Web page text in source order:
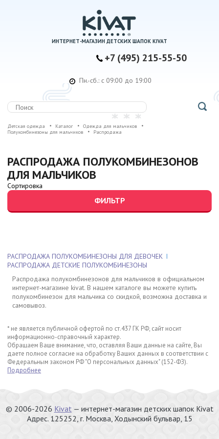
ИНТЕРНЕТ-МАГАЗИН ДЕТСКИХ ШАПОК KIVAT
+7 (495) 215-55-50
Пн.-сб.: с 09:00 до 19:00
Детская одежда Каталог
Одежда для мальчиков
Полукомбинезоны для мальчиков
Распродажа
РАСПРОДАЖА ПОЛУКОМБИНЕЗОНОВ
ДЛЯ МАЛЬЧИКОВ
Сортировка
ФИЛЬТР
РАСПРОДАЖА ПОЛУКОМБИНЕЗОНЫ ДЛЯ ДЕВОЧЕК
РАСПРОДАЖА ДЕТСКИЕ ПОЛУКОМБИНЕЗОНЫ
Распродажа полукомбинезонов для мальчиков в официальном
интернет-магазине kivat. В нашем каталоге вы можете купить
полукомбинезон для мальчика со скидкой, возможна доставка и
самовывоз.
* не является публичной офертой по ст.437 ГК РФ, сайт носит
информационно-справочный характер.
Обращаем Ваше внимание, что, оставляя Ваши данные на сайте, Вы
даете полное согласие на обработку Ваших данных в соответствии с
Федеральным законом РФ "О персональных данных" (152-ФЗ).
Подробнее
© 2006-2026 Kivat — интернет-магазин детских шапок Kivat
Адрес. 125252, г. Москва, Ходынский бульвар, 15